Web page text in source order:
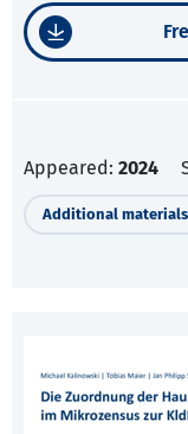
Appeared: 2024
Additional